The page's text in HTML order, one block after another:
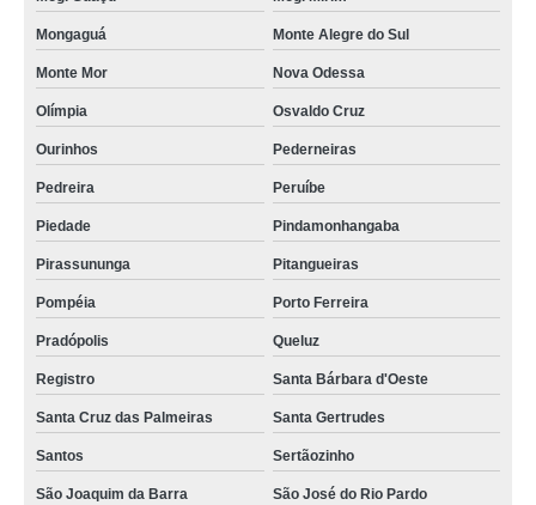
Mongaguá Monte Alegre do Sul
Monte Mor Nova Odessa
Olímpia Osvaldo Cruz
Ourinhos Pederneiras
Pedreira Peruíbe
Piedade Pindamonhangaba
Pirassununga Pitangueiras
Pompéia Porto Ferreira
Pradópolis Queluz
Registro Santa Bárbara d'Oeste
Santa Cruz das Palmeiras Santa Gertrudes
Santos Sertãozinho
São Joaquim da Barra São José do Rio Pardo